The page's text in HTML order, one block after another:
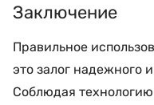
Заключение
Правильное
это залог надежного
Соблюдая